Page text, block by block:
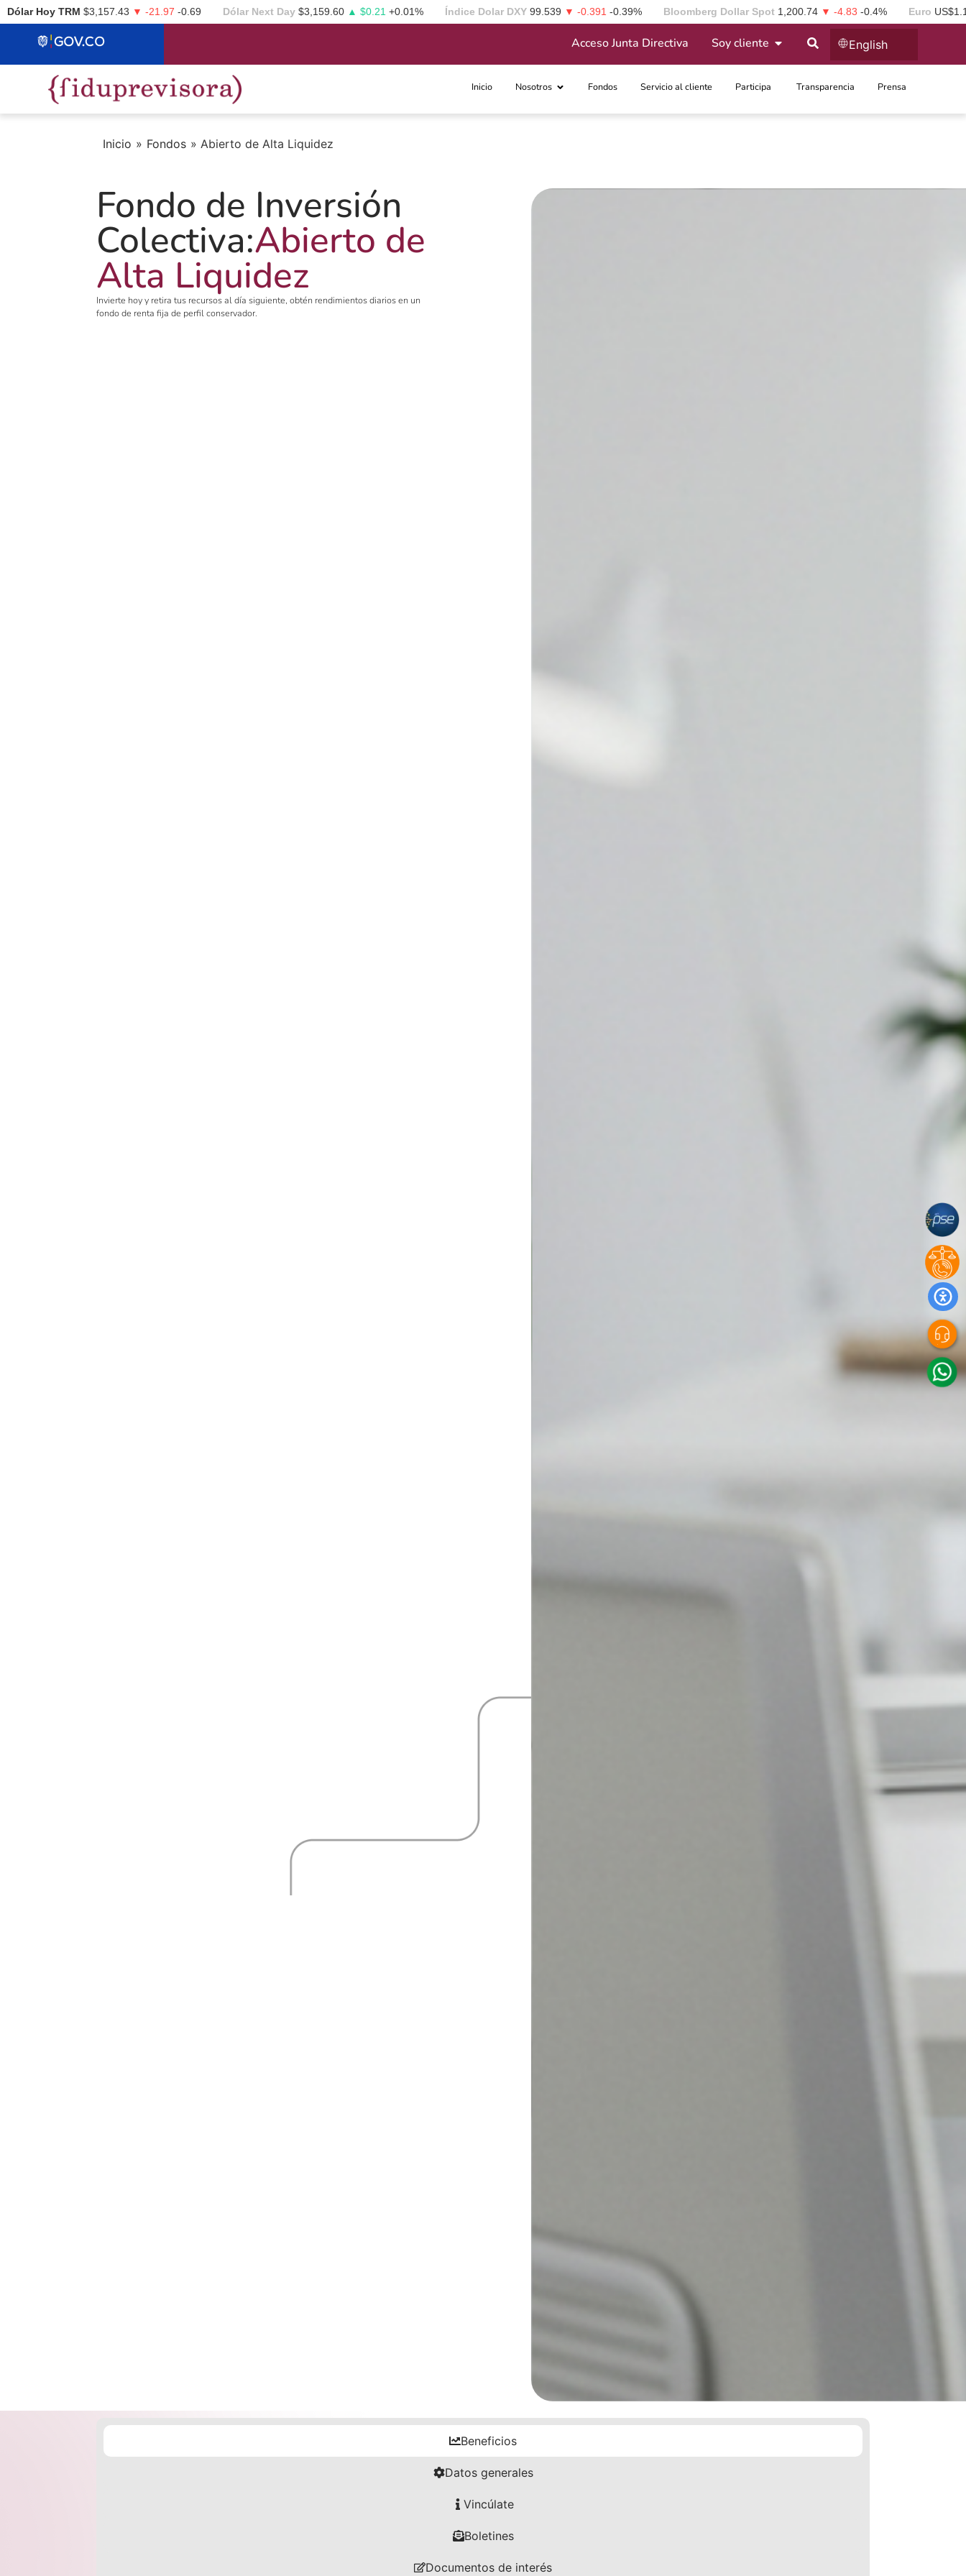
Dólar Hoy TRM $3,157.43 ▼ -21.97 -0.69 Dólar Next Day $3,159.60 ▲ $0.21 +0.01% Índice Dolar DXY 99.539 ▼ -0.391 -0.39% Bloomberg Dollar Spot 1,200.74 ▼ -4.83 -0.4% Euro
Acceso Junta Directiva Soy cliente English
Inicio Nosotros Fondos Servicio al cliente Participa ​ Transparencia Prensa
Inicio » Fondos »Abierto de Alta Liquidez
Fondo de Inversión
Colectiva:Abierto de
Alta Liquidez
Invierte hoy y retira tus recursos al día siguiente, obtén rendimientos diarios en un
fondo de renta fija de perfil conservador.
Beneficios
Datos generales
Vincúlate
Boletines
Documentos de interés